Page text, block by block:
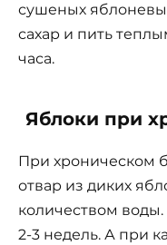
сушеных
сахар и пить
часа.
Яблоки при
При хроническом
отвар из диких
количеством воды.
2-3 недель. А при